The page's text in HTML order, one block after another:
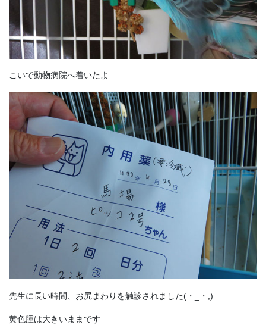
こいで動物病院へ着いたよ
先生に長い時間、お尻まわりを触診されました(・_・;)
黄色腫は大きいままです